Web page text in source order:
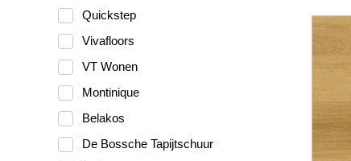
Quickstep
Vivafloors
VT Wonen
Montinique
Belakos
De Bossche Tapijtschuur